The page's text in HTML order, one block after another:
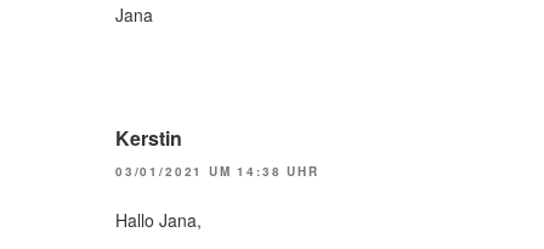
Jana
Kerstin
03/01/2021 UM 14:38 UHR
Hallo Jana,